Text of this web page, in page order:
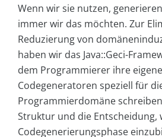
Wenn wir sie nutzen,
immer wir das möchten. Zur
Reduzierung von
haben wir das Java::Geci-
dem Programmierer ihre
Codegeneratoren speziell für
Programmierdomäne
Struktur und die Entscheidung,
Codegenerierungsphase